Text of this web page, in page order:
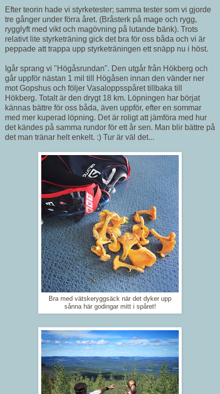
Efter teorin hade vi styrketester; samma tester som vi gjorde
tre gånger under förra året. (Bråsterk på mage och rygg,
rygglyft med vikt och magövning på lutande bänk). Trots
relativt lite styrketräning gick det bra för oss båda och vi är
peppade att trappa upp styrketräningen ett snäpp nu i höst.
Igår sprang vi "Högåsrundan". Den utgår från Hökberg och
går uppför nästan 1 mil till Högåsen innan den vänder ner
mot Gopshus och följer Vasaloppsspåret tillbaka till
Hökberg. Totalt är den drygt 18 km. Löpningen har börjat
kännas bättre för oss båda, även uppför, efter en sommar
med mer kuperad löpning. Det är roligt att jämföra med hur
det kändes på samma rundor för ett år sen. Man blir bättre på
det man tränar helt enkelt. :) Tur är väl det...
Bra med vätskeryggsäck när det dyker upp
sånna här godingar mitt i spåret!